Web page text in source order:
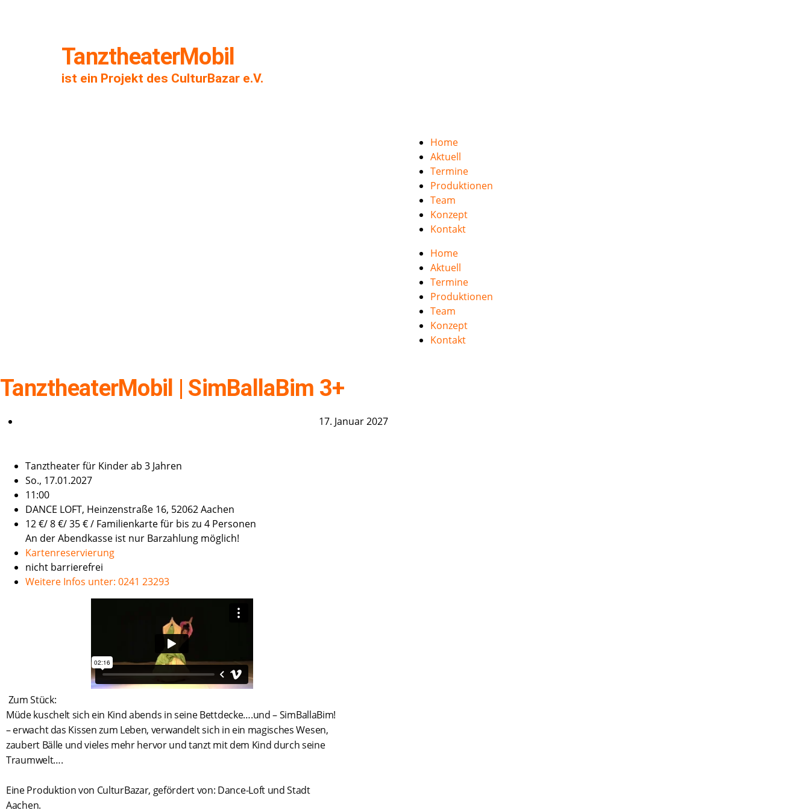
TanztheaterMobil
ist ein Projekt des CulturBazar e.V.
Home
Aktuell
Termine
Produktionen
Team
Konzept
Kontakt
Home
Aktuell
Termine
Produktionen
Team
Konzept
Kontakt
TanztheaterMobil | SimBallaBim 3+
17. Januar 2027
Tanztheater für Kinder ab 3 Jahren
So., 17.01.2027
11:00
DANCE LOFT, Heinzenstraße 16, 52062 Aachen
12 €/ 8 €/ 35 € / Familienkarte für bis zu 4 Personen
An der Abendkasse ist nur Barzahlung möglich!
Kartenreservierung
nicht barrierefrei
Weitere Infos unter: 0241 23293
Zum Stück:
Müde kuschelt sich ein Kind abends in seine Bettdecke….und – SimBallaBim!
– erwacht das Kissen zum Leben, verwandelt sich in ein magisches Wesen,
zaubert Bälle und vieles mehr hervor und tanzt mit dem Kind durch seine
Traumwelt….
Eine Produktion von CulturBazar, gefördert von: Dance-Loft und Stadt
Aachen.